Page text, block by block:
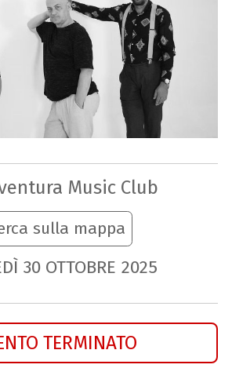
Music Club
sulla mappa
30 OTTOBRE 2025
TERMINATO